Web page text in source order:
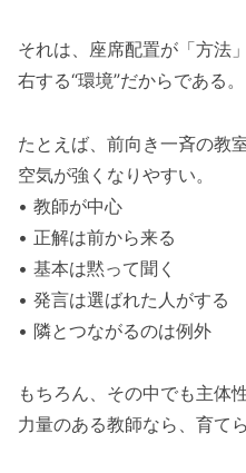
それは、座席配置が「方法
右する“環境”だからである。
たとえば、前向き一斉の教
空気が強くなりやすい。
• 教師が中心
• 正解は前から来る
• 基本は黙って聞く
• 発言は選ばれた人がする
• 隣とつながるのは例外
もちろん、その中でも主体
力量のある教師なら、育てら